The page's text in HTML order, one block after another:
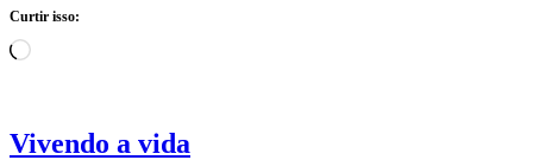
Curtir isso:
Carregando...
Vivendo a vida